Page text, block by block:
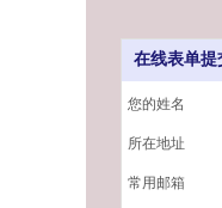
在线表单提
您的姓名
所在地址
常用邮箱